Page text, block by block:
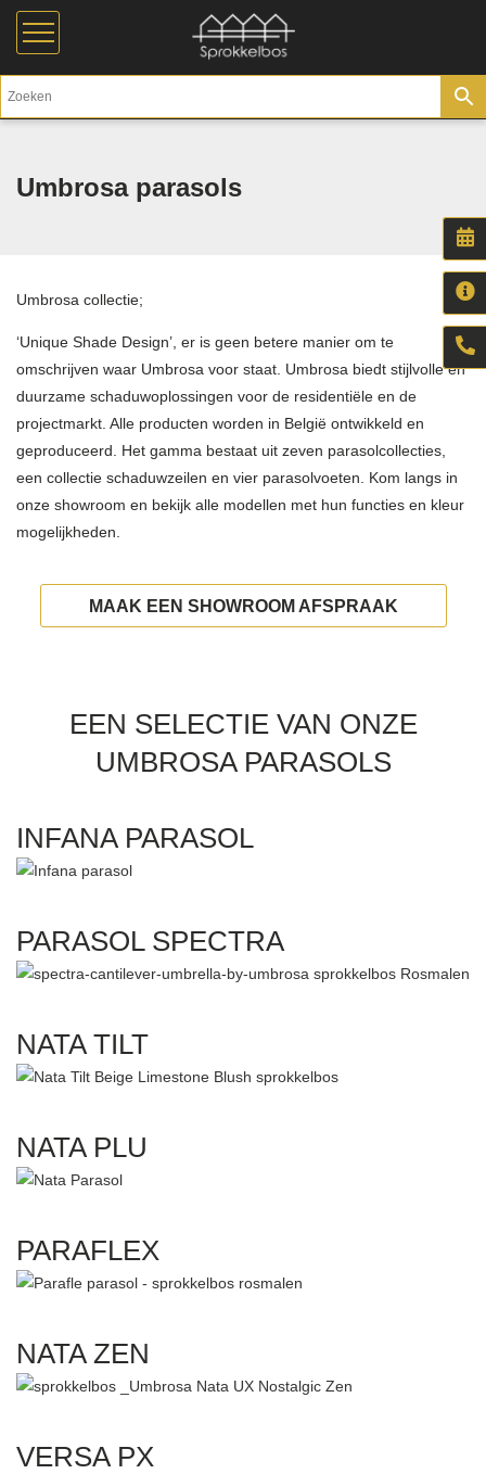
Umbrosa parasols
Umbrosa collectie;
‘Unique Shade Design’, er is geen betere manier om te
omschrijven waar Umbrosa voor staat. Umbrosa biedt stijlvolle en
duurzame schaduwoplossingen voor de residentiële en de
projectmarkt. Alle producten worden in België ontwikkeld en
geproduceerd. Het gamma bestaat uit zeven parasolcollecties,
een collectie schaduwzeilen en vier parasolvoeten. Kom langs in
onze showroom en bekijk alle modellen met hun functies en kleur
mogelijkheden.
MAAK EEN SHOWROOM AFSPRAAK
EEN SELECTIE VAN ONZE
UMBROSA PARASOLS
INFANA PARASOL
PARASOL SPECTRA
NATA TILT
NATA PLU
PARAFLEX
NATA ZEN
VERSA PX